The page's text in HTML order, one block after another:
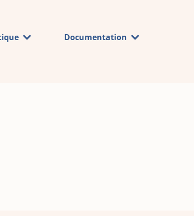
Documentation